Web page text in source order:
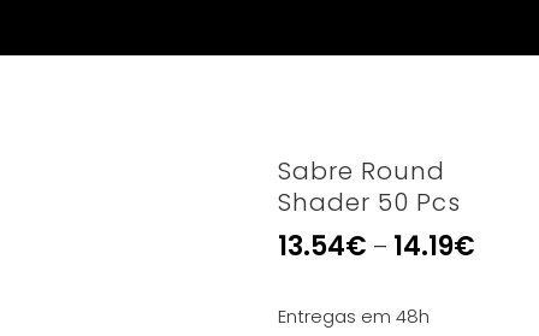
Sabre Round
Shader 50 Pcs
13.54€ – 14.19€
Entregas em 48h